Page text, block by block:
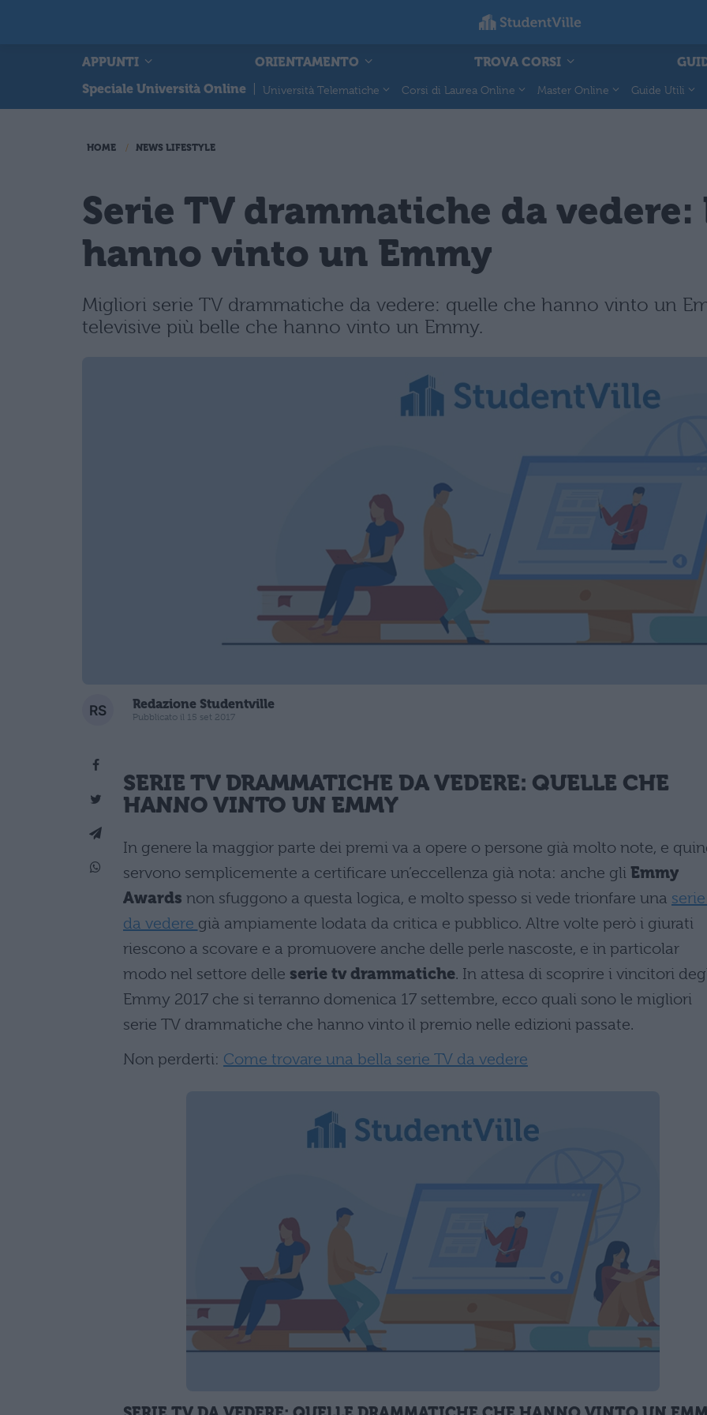
APPUNTI ORIENTAMENTO TROVA CORSI
Speciale Università Online
Università Telematiche Corsi di Laurea Online Master Online Guide Utili
HOME NEWS LIFESTYLE
Serie TV drammatiche da
hanno vinto un Emmy
Migliori serie TV drammatiche da vedere: quelle che hanno vinto un
televisive più belle che hanno vinto un Emmy.
Redazione Studentville
Pubblicato il 15 set 2017
SERIE TV DRAMMATICHE DA VEDERE: QUELLE CHE
HANNO VINTO UN EMMY
In genere la maggior parte dei premi va a opere o persone già molto note, e
servono semplicemente a certificare un’eccellenza già nota: anche gli Emmy
Awards non sfuggono a questa logica, e molto spesso si vede trionfare una
da vedere già ampiamente lodata da critica e pubblico. Altre volte però i giurati
riescono a scovare e a promuovere anche delle perle nascoste, e in particolar
modo nel settore delle serie tv drammatiche. In attesa di scoprire i vincitori
Emmy 2017 che si terranno domenica 17 settembre, ecco quali sono le migliori
serie TV drammatiche che hanno vinto il premio nelle edizioni passate.
Non perderti: Come trovare una bella serie TV da vedere